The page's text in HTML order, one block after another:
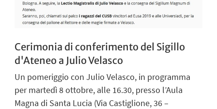
Cerimonia di conferimento del Sigillo
d'Ateneo a Julio Velasco
Un pomeriggio con Julio Velasco, in programma
per martedì 8 ottobre, alle 16.30, presso l’Aula
Magna di Santa Lucia (Via Castiglione, 36 –